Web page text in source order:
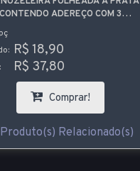
CONTENDO ADEREÇO COM 3
R$ 18,90
R$ 37,80
Comprar!
Produto(s) Relacionado(s)